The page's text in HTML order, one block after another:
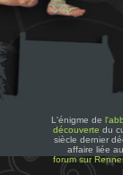
L'énigme de
découverte du
siècle dernier
affaire liée
forum sur